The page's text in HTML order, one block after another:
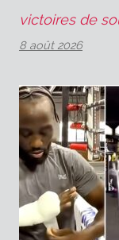
victoires de
8 août 2026